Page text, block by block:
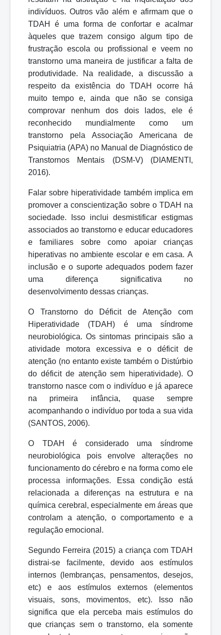
indivíduos. Outros vão além e afirmam que o
TDAH é uma forma de confortar e acalmar
àqueles que trazem consigo algum tipo de
frustração escola ou profissional e veem no
transtorno uma maneira de justificar a falta de
produtividade. Na realidade, a discussão a
respeito da existência do TDAH ocorre há
muito tempo e, ainda que não se consiga
comprovar nenhum
dos dois lados, ele é
reconhecido mundialmente como um
transtorno pela Associação Americana de
Psiquiatria (APA) no Manual de Diagnóstico de
Transtornos Mentais (DSM-V) (DIAMENTI,
2016).
Falar sobre hiperatividade também implica em
promover a conscientização sobre o TDAH na
sociedade. Isso inclui desmistificar estigmas
associados ao transtorno e educar educadores
e familiares sobre como apoiar crianças
hiperativas no ambiente escolar e em casa. A
inclusão e o suporte adequados podem fazer
uma diferença significativa no
desenvolvimento dessas crianças.
O Transtorno do Déficit de Atenção com
Hiperatividade (TDAH) é uma síndrome
neurobiológica. Os sintomas principais são a
atividade motora excessiva e o déficit de
atenção (no entanto existe também o Distúrbio
do déficit de atenção sem hiperatividade). O
transtorno nasce com o indivíduo e já aparece
na primeira
infância, quase sempre
acompanhando o indivíduo por toda a sua vida
(SANTOS, 2006).
O TDAH é considerado uma síndrome
neurobiológica pois envolve alterações no
funcionamento do cérebro e na forma como ele
processa informações. Essa condição está
relacionada a diferenças na estrutura e na
química cerebral, especialmente em áreas que
controlam a atenção, o comportamento e a
regulação emocional.
Segundo Ferreira (2015) a criança com TDAH
distrai-se facilmente, devido aos estímulos
internos (lembranças, pensamentos, desejos,
etc) e aos estímulos externos (elementos
visuais, sons, movimentos, etc). Isso não
significa que ela perceba mais estímulos do
que crianças sem o transtorno, ela somente